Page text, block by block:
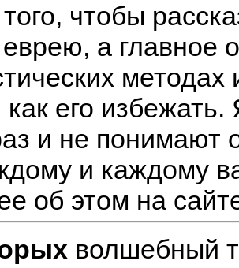
чтобы
а главное
как его
и не понимают
и каждому
об этом на
волшебный